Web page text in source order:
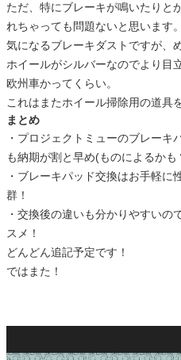
ただ、特にブレーキが鳴いたりと
れちゃっても問題ないと思います。
気になるブレーキダストですが、
ホイールがシルバーなのでより目
欧州車かってくらい。
これはまたホイール掃除用の道具
まとめ
・プロジェクトミューのブレー
も納期が割と早め(ものによるかも
・ブレーキパッド交換はお手軽に
群！
・交換後の違いも分かりやすいの
スメ！
どんどん追記予定です！
ではまた！